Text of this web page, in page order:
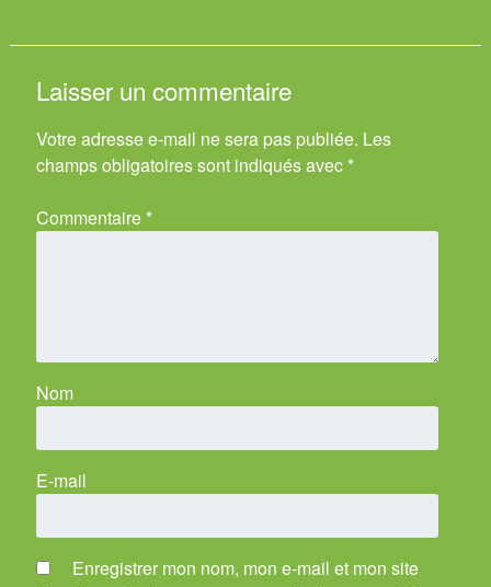
Laisser un commentaire
Votre adresse e-mail ne sera pas publiée. Les
champs obligatoires sont indiqués avec *
Commentaire *
Nom
E-mail
Enregistrer mon nom, mon e-mail et mon site